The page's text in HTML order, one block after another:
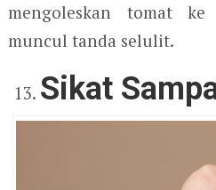
mengoleskan tomat
muncul tanda selulit.
Sikat